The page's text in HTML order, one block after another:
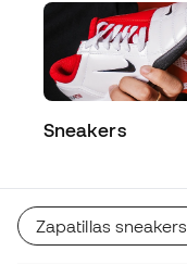
Sneakers
Zapatillas sneakers